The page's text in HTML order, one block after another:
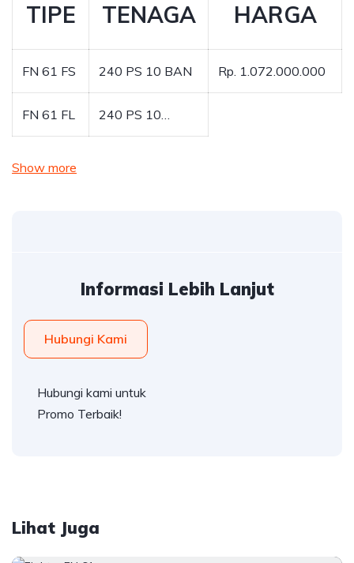
TIPE
TENAGA HARGA
FN 61 FS 240 PS 10 BAN Rp. 1.072.000.000
FN 61 FL 240 PS 10…
Show more
Informasi Lebih Lanjut
Hubungi Kami
Hubungi kami untuk
Promo Terbaik!
Lihat Juga